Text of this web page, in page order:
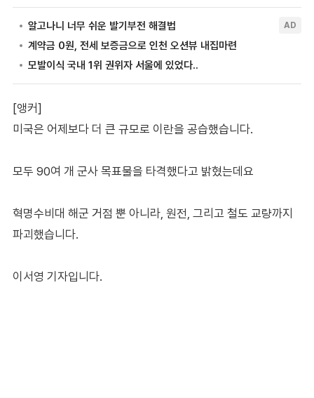
[앵커]
미국은 어제보다 더 큰 규모로 이란을 공습했습니다.
모두 90여 개 군사 목표물을 타격했다고 밝혔는데요
혁명수비대 해군 거점 뿐 아니라, 원전, 그리고 철도 교량까지
파괴했습니다.
이서영 기자입니다.